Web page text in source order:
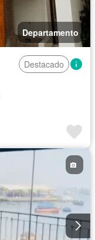
Departamento
Destacado